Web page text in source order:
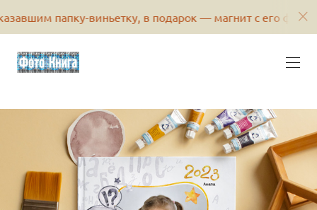
виньетку, в подарок — магнит с его фотографией